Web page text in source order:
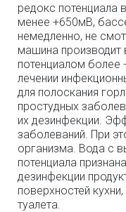
редокс потенциала
менее +650мВ,
немедленно, не
машина производит
потенциалом
лечении
для полоскания
простудных
их дезинфекции.
заболеваний. При
организма. Вода с
потенциала
дезинфекции
поверхностей
туалета.